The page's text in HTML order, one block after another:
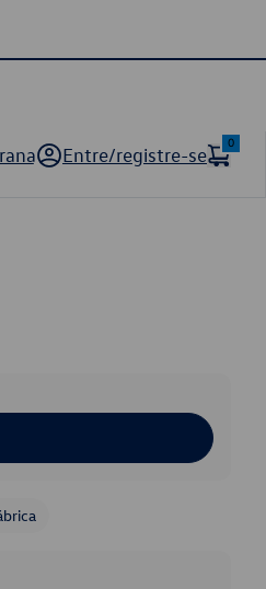
Entre/registre-se
0